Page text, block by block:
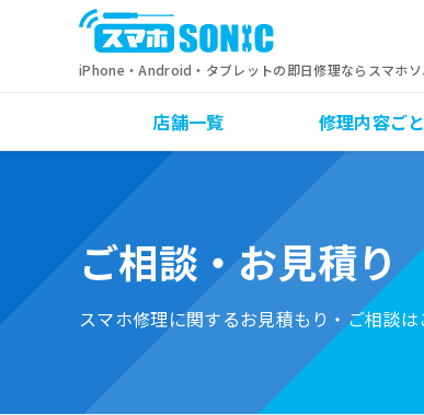
iPhone・Android・タブレットの即日修理ならスマホソ
店舗一覧 修理内容ご
ご相談・お見積り
スマホ修理に関するお見積もり・ご相談は